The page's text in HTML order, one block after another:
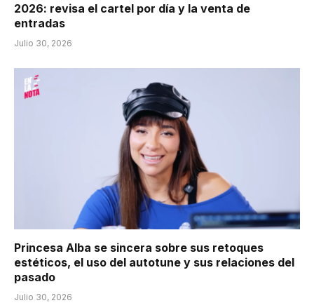
2026: revisa el cartel por día y la venta de
entradas
Julio 30, 2026
Princesa Alba se sincera sobre sus retoques
estéticos, el uso del autotune y sus relaciones del
pasado
Julio 30, 2026